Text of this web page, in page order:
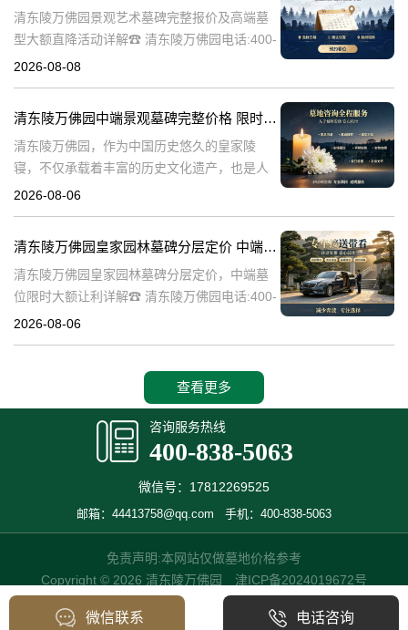
清东陵万佛园景观艺术墓碑完整报价及高端墓
型大额直降活动详解☎ 清东陵万佛园电话:400-
838-5063清东陵万佛园，作为中国历史悠久的
2026-08-08
清东陵万佛园中端景观墓碑完整价格 限时减免多年管理费详解
清东陵万佛园，作为中国历史悠久的皇家陵
寝，不仅承载着丰富的历史文化遗产，也是人
们缅怀先人、寄托哀思的重要场所。近年来，
清
2026-08-06
清东陵万佛园皇家园林墓碑分层定价 中端墓位限时大额让利详解
清东陵万佛园皇家园林墓碑分层定价，中端墓
位限时大额让利详解☎ 清东陵万佛园电话:400-
838-5063清东陵万佛园，作为中国历史上著名
2026-08-06
查看更多
咨询服务热线
400-838-5063
微信号：17812269525
邮箱：44413758@qq.com 手机：400-838-5063
免责声明:本网站仅做墓地价格参考
Copyright © 2026 清东陵万佛园 津ICP备2024019672号
微信联系 电话咨询